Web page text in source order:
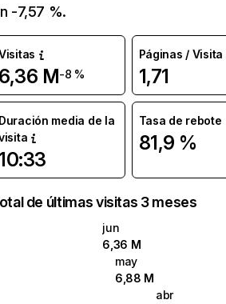
-7,57 %.
6,36 M-8 %
Páginas / Visita
1,71
Duración media de la
10:33
Tasa de rebote
81,9 %
de últimas visitas 3 meses
jun
6,36 M
may
6,88 M
abr